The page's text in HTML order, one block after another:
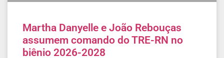
Martha Danyelle e João Rebouças
assumem comando do TRE-RN no
biênio 2026-2028